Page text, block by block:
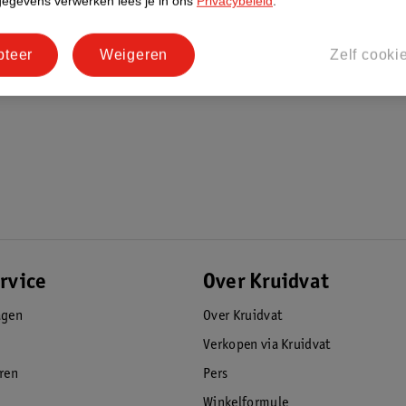
Over Kruidvat
Over Kruidvat
Verkopen via Kruidvat
Pers
Zelf
Weigeren